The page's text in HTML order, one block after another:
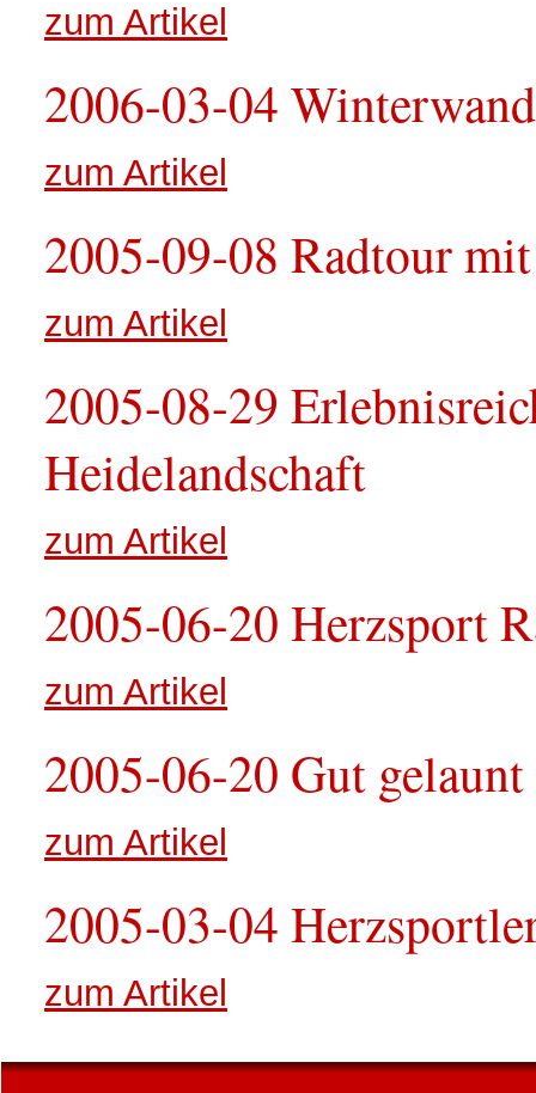
zum Artikel
2006-03-04
zum Artikel
2005-09-08 Radtour
zum Artikel
2005-08-29
Heidelandschaft
zum Artikel
2005-06-20 Herzsport
zum Artikel
2005-06-20 Gut gelaunt
zum Artikel
2005-03-04
zum Artikel